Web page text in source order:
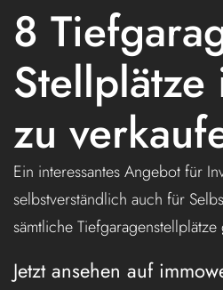
8
Stellplätze
zu
Ein interessantes Angebot für
selbstverständlich auch für
sämtliche
Jetzt ansehen auf